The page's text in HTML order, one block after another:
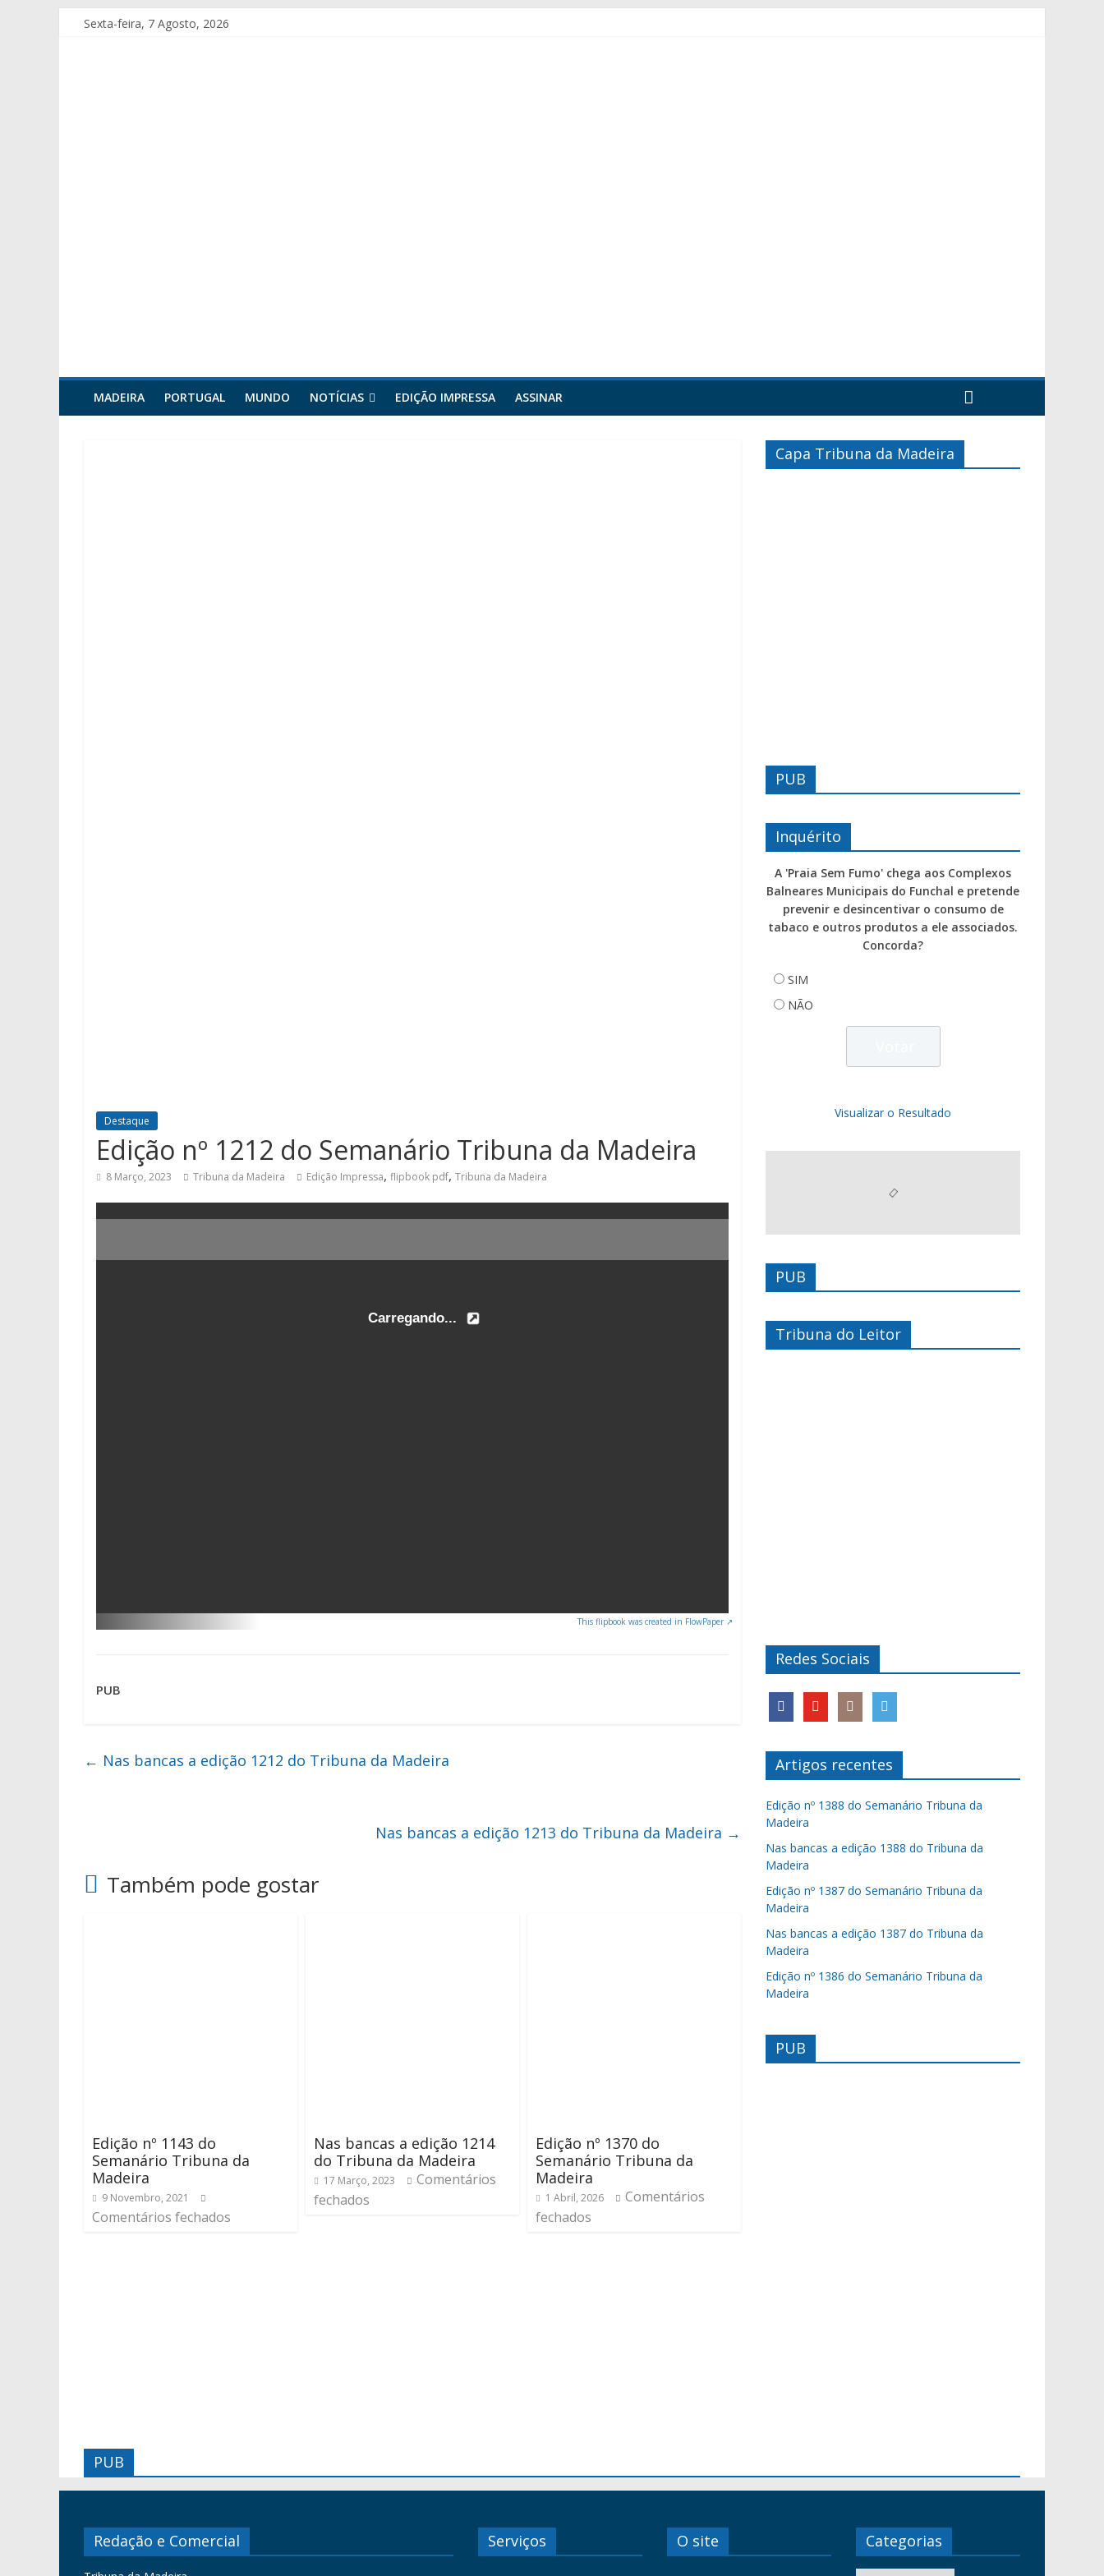
Sexta-feira, 7 Agosto, 2026
MADEIRA PORTUGAL MUNDO NOTÍCIAS EDIÇÃO IMPRESSA ASSINAR
Destaque
Edição nº 1212 do Semanário Tribuna da Madeira
8 Março, 2023 Tribuna da Madeira Edição Impressa, flipbook pdf, Tribuna da Madeira
This flipbook was created in FlowPaper ↗
PUB
← Nas bancas a edição 1212 do Tribuna da Madeira
Nas bancas a edição 1213 do Tribuna da Madeira →
Também pode gostar
Edição nº 1143 do
Semanário Tribuna da
Madeira
9 Novembro, 2021
Comentários fechados
Nas bancas a edição 1214
do Tribuna da Madeira
17 Março, 2023
Comentários
fechados
Edição nº 1370 do
Semanário Tribuna da
Madeira
1 Abril, 2026
Comentários
fechados
Capa Tribuna da Madeira
PUB
Inquérito
A 'Praia Sem Fumo' chega aos Complexos
Balneares Municipais do Funchal e pretende
prevenir e desincentivar o consumo de
tabaco e outros produtos a ele associados.
Concorda?
SIM
NÃO
Visualizar o Resultado
PUB
Tribuna do Leitor
Redes Sociais
Artigos recentes
Edição nº 1388 do Semanário Tribuna da
Madeira
Nas bancas a edição 1388 do Tribuna da
Madeira
Edição nº 1387 do Semanário Tribuna da
Madeira
Nas bancas a edição 1387 do Tribuna da
Madeira
Edição nº 1386 do Semanário Tribuna da
Madeira
PUB
PUB
Redação e Comercial Serviços O site Categorias